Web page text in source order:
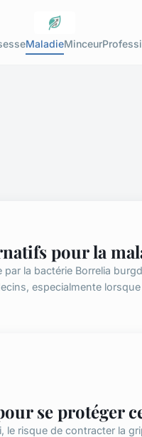
MaladieMinceur
pour la
par la bactérie Borrelia
especialmente
se protéger
le risque de contracter la